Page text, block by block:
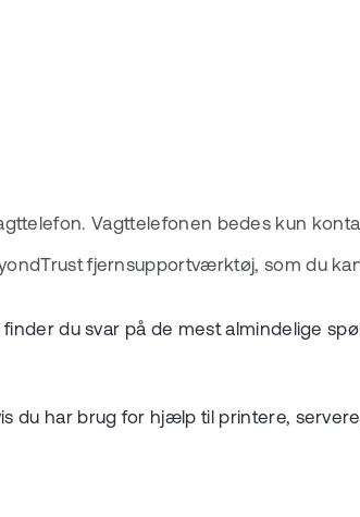
Vagttelefonen bedes kun
fjernsupportværktøj, som du
du svar på de mest almindelige
du har brug for hjælp til printere,